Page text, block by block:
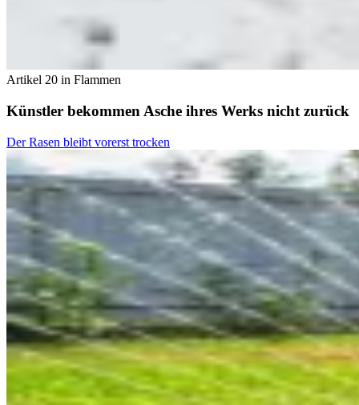
Artikel 20 in Flammen
Künstler bekommen Asche ihres Werks nicht zurück
Der Rasen bleibt vorerst trocken